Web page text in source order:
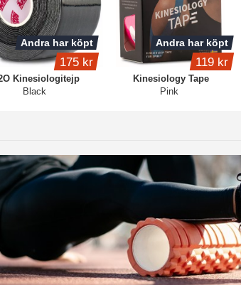
Kinesiologitejp
Black
Andra har köpt
175 kr
Kinesiology Tape
Pink
Andra har köpt
119 kr